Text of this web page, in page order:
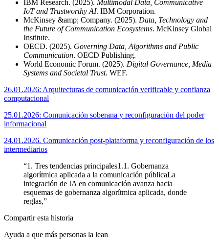
IBM Research. (2025). Multimodal Data, Communicative
IoT and Trustworthy AI. IBM Corporation.
McKinsey &amp; Company. (2025). Data, Technology and
the Future of Communication Ecosystems. McKinsey Global
Institute.
OECD. (2025). Governing Data, Algorithms and Public
Communication. OECD Publishing.
World Economic Forum. (2025). Digital Governance, Media
Systems and Societal Trust. WEF.
26.01.2026: Arquitecturas de comunicación verificable y confianza
computacional
25.01.2026: Comunicación soberana y reconfiguración del poder
informacional
24.01.2026. Comunicación post‑plataforma y reconfiguración de los
intermediarios
“1. Tres tendencias principales1.1. Gobernanza
algorítmica aplicada a la comunicación públicaLa
integración de IA en comunicación avanza hacia
esquemas de gobernanza algorítmica aplicada, donde
reglas,”
Compartir esta historia
Ayuda a que más personas la lean